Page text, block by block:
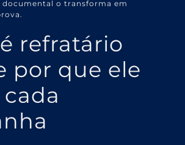
o transforma em
refratário
por que ele